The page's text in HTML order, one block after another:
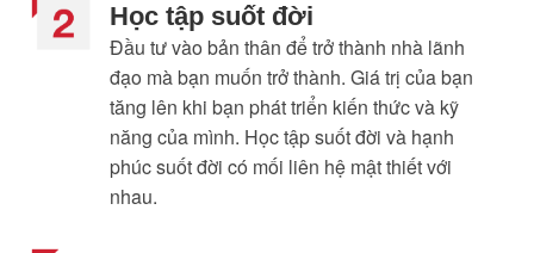
Học tập suốt đời
Đầu tư vào bản thân để trở thành nhà lãnh
đạo mà bạn muốn trở thành. Giá trị của bạn
tăng lên khi bạn phát triển kiến thức và kỹ
năng của mình. Học tập suốt đời và hạnh
phúc suốt đời có mối liên hệ mật thiết với
nhau.